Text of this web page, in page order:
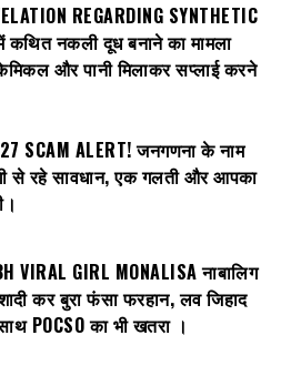
REGARDING SYNTHETIC
कथित नकली दूध बनाने का मामला
और पानी मिलाकर सप्लाई करने
SCAM ALERT! जनगणना के नाम
से रहे सावधान, एक गलती और आपका
VIRAL GIRL MONALISA नाबालिग
कर बुरा फंसा फरहान, लव जिहाद
POCSO का भी खतरा ।